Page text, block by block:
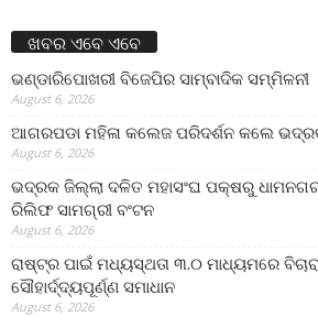
ଖବର ଏବେ ଏବେ
ଭଣ୍ଡାରିପୋଖରୀ ବିଜେପିର ସାମ୍ବାଦିକ ସମ୍ମିଳନୀ
August 6, 2026
ଆଗରପଡା ମହିଳା କଲେଜ ପରିଦର୍ଶନ କଲେ
August 6, 2026
ଭଦ୍ରକ ଜିଲ୍ଲା ଦଳିତ ମହାସଂଘ ପକ୍ଷରୁ
ରିଲିଫ ସାମଗ୍ରୀ ବଂଟନ
August 6, 2026
ରାଷ୍ଟ୍ର ପାଇଁ ମଧ୍ୟସ୍ଥତା ୩.୦ ମାଧ୍ୟମରେ
ସୌହାର୍ଦ୍ଦ୍ୟପୂର୍ଣ୍ଣ ସମାଧାନ
August 6, 2026